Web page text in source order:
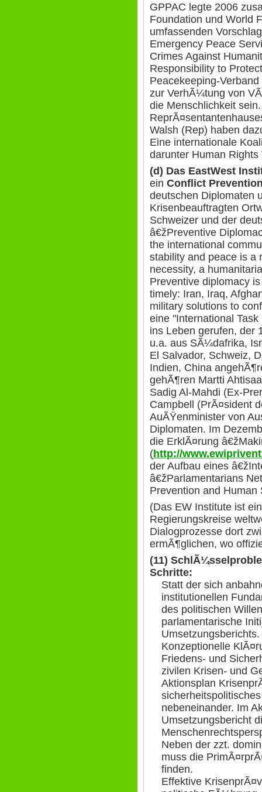
GPPAC legte 2006
Foundation und World
umfassenden
Emergency Peace
Crimes Against
Responsibility to
Peacekeeping-
zur VerhÃ¼tung von
die Menschlichkeit
Walsh (Rep) haben
Eine internationale
darunter Human
(d) Das EastWest
ein Conflict
deutschen Diplomaten
Krisenbeauftragten
Schweizer und der
â€žPreventive
the international
stability and peace is a
necessity, a
Preventive diplomacy
timely: Iran, Iraq,
military solutions to
eine "International
ins Leben gerufen, der
u.a. aus SÃ¼dafrika,
El Salvador, Schweiz,
Indien, China
gehÃ¶ren Martti
Sadig Al-Mahdi (Ex-
Campbell (PrÃ¤sident
AuÃŸenminister von
Diplomaten. Im
die ErklÃ¤rung
(http://
der Aufbau eines
â€žParlamentarians
Prevention and Human
(Das EW Institute ist
Regierungskreise
Dialogprozesse dort
ermÃ¶glichen, wo
(11)
Schritte:
Statt der sich
institutionellen
des politischen
parlamentarische
Konzeptionelle
Friedens- und
zivilen Krisen- und
Aktionsplan
nebeneinander. Im
Umsetzungsbericht
Neben der zzt.
muss die
finden.
Effektive